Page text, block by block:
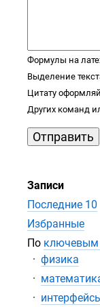
Формулы на
Выделение
Цитату
Других команд
Записи
Последние 10
Избранные
По ключевым
физика